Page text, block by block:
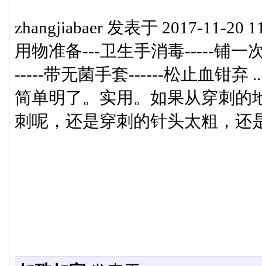
zhangjiabaer 发表于 2017-11-20
用物准备---卫生手消毒-----铺一
-----带无菌手套------松止血钳弃
简单明了。实用。如果从穿刺的
刺呢，还是穿刺的针头太粗，还